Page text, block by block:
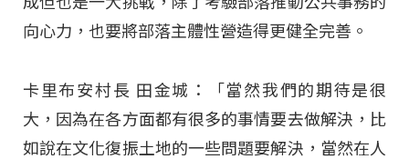
向心力，也要將部落主體性營造得更健全完善。
卡里布安村長 田金城：「當然我們的期待是很
大，因為在各方面都有很多的事情要去做解決，比
如說在文化復振土地的一些問題要解決，當然在人